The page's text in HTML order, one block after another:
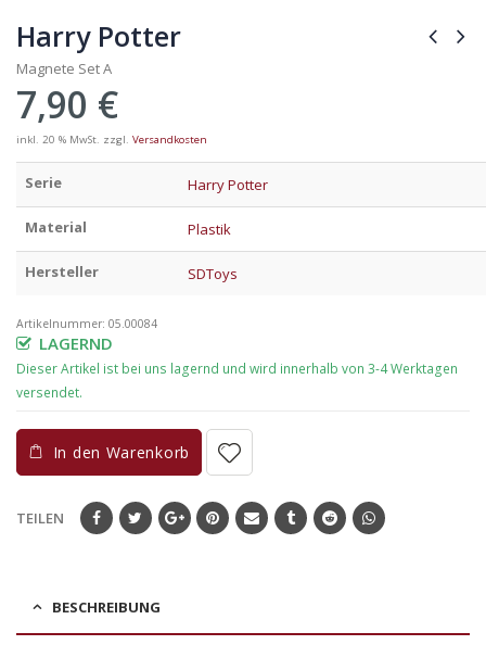
Harry Potter
Magnete Set A
7,90 €
inkl. 20 % MwSt. zzgl. Versandkosten
Serie Harry Potter
Material Plastik
Hersteller SDToys
Artikelnummer: 05.00084
LAGERND
In den Warenkorb
TEILEN
BESCHREIBUNG